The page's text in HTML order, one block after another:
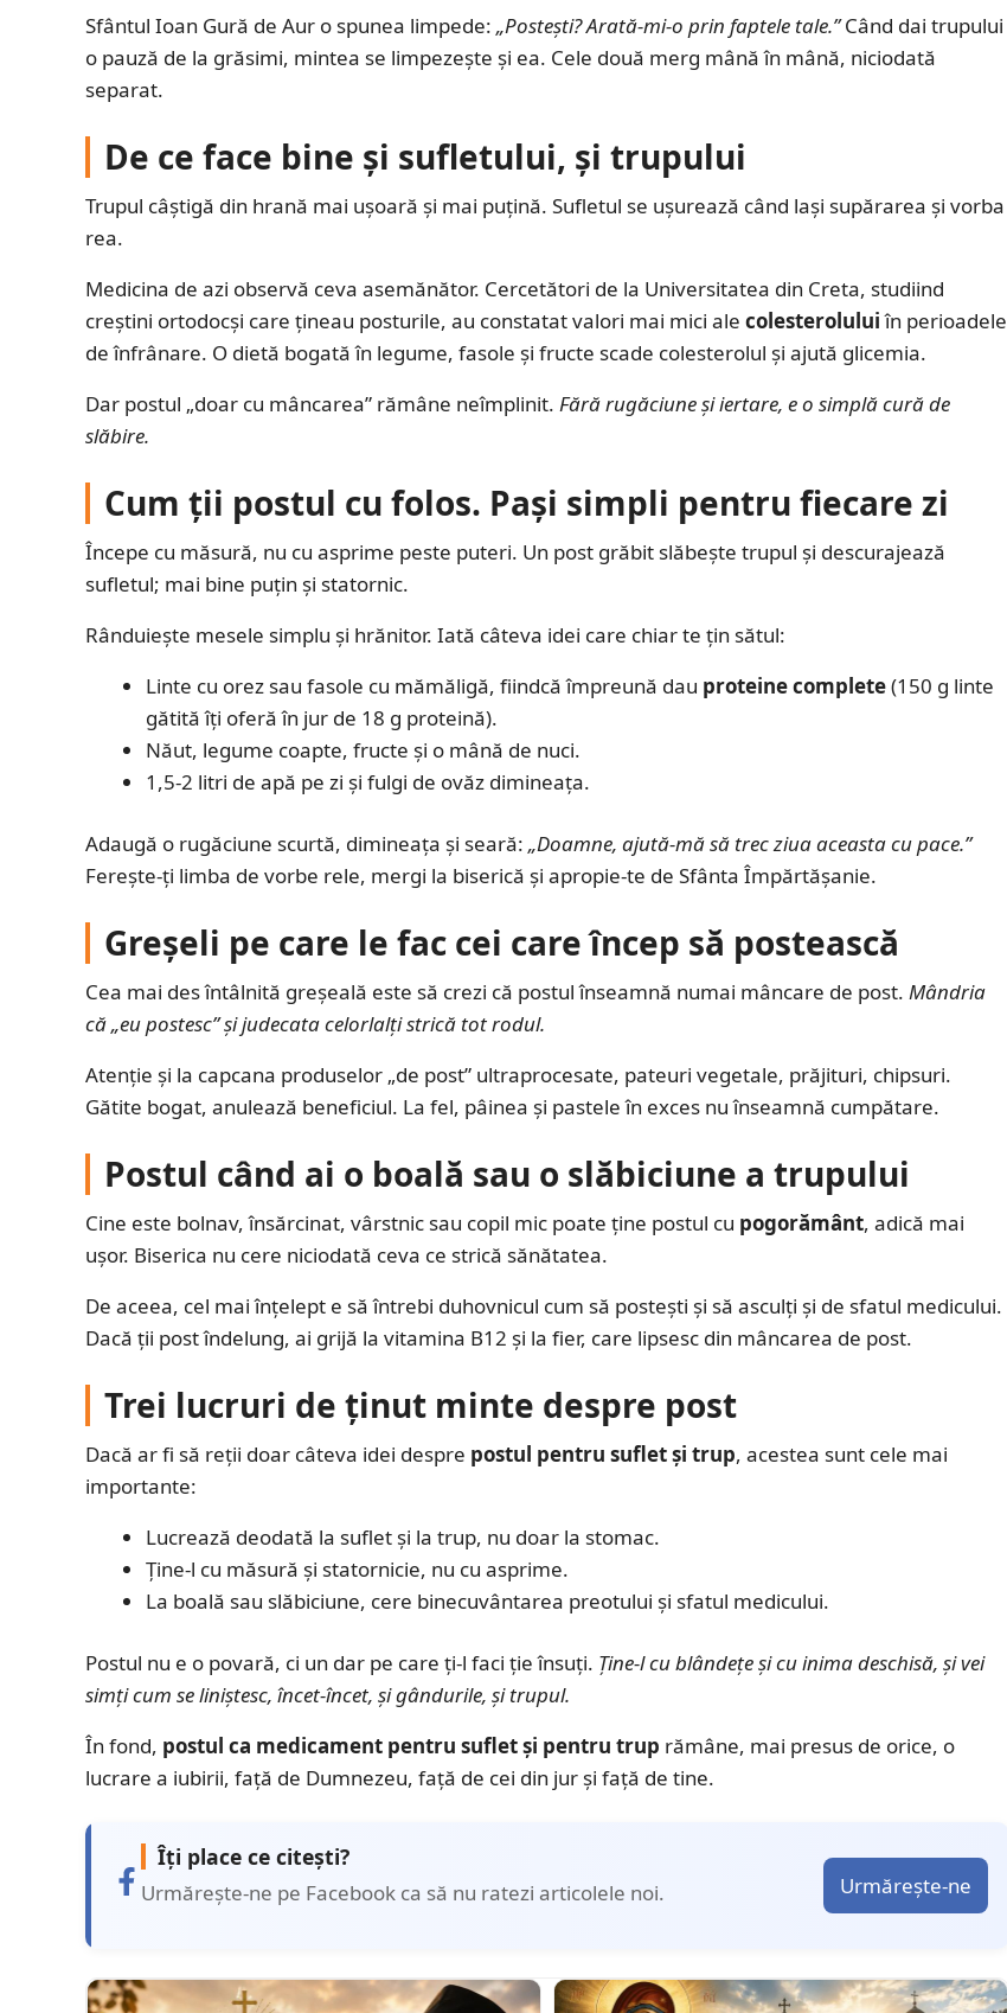
Sfântul Ioan Gură de Aur o spunea limpede: „Postești? Arată-mi-o prin faptele tale.”Când dai trupului
o pauză de la grăsimi, mintea se limpezește și ea. Cele două merg mână în mână, niciodată
separat.
De ce face bine și sufletului, și trupului
Trupul câștigă din hrană mai ușoară și mai puțină. Sufletul se ușurează când lași supărarea și vorba
rea.
Medicina de azi observă ceva asemănător. Cercetători de la Universitatea din Creta, studiind
creștini ortodocși care țineau posturile, au constatat valori mai mici ale colesteroluluiîn perioadele
de înfrânare. O dietă bogată în legume, fasole și fructe scade colesterolul și ajută glicemia.
Dar postul „doar cu mâncarea” rămâne neîmplinit. Fără rugăciune și iertare, e o simplă cură de
slăbire.
Cum ții postul cu folos. Pași simpli pentru fiecare zi
Începe cu măsură, nu cu asprime peste puteri. Un post grăbit slăbește trupul și descurajează
sufletul; mai bine puțin și statornic.
Rânduiește mesele simplu și hrănitor. Iată câteva idei care chiar te țin sătul:
Linte cu orez sau fasole cu mămăligă, fiindcă împreună dau proteine complete(150 g linte
gătită îți oferă în jur de 18 g proteină).
Năut, legume coapte, fructe și o mână de nuci.
1,5-2 litri de apă pe zi și fulgi de ovăz dimineața.
Adaugă o rugăciune scurtă, dimineața și seară: „Doamne, ajută-mă să trec ziua aceasta cu pace.”
Ferește-ți limba de vorbe rele, mergi la biserică și apropie-te de Sfânta Împărtășanie.
Greșeli pe care le fac cei care încep să postească
Cea mai des întâlnită greșeală este să crezi că postul înseamnă numai mâncare de post. Mândria
că „eu postesc” și judecata celorlalți strică tot rodul.
Atenție și la capcana produselor „de post” ultraprocesate, pateuri vegetale, prăjituri, chipsuri.
Gătite bogat, anulează beneficiul. La fel, pâinea și pastele în exces nu înseamnă cumpătare.
Postul când ai o boală sau o slăbiciune a trupului
Cine este bolnav, însărcinat, vârstnic sau copil mic poate ține postul cu pogorământ, adică mai
ușor. Biserica nu cere niciodată ceva ce strică sănătatea.
De aceea, cel mai înțelept e să întrebi duhovnicul cum să postești și să asculți și de sfatul medicului.
Dacă ții post îndelung, ai grijă la vitamina B12 și la fier, care lipsesc din mâncarea de post.
Trei lucruri de ținut minte despre post
Dacă ar fi să reții doar câteva idei despre postul pentru suflet și trup, acestea sunt cele mai
importante:
Lucrează deodată la suflet și la trup, nu doar la stomac.
Ține-l cu măsură și statornicie, nu cu asprime.
La boală sau slăbiciune, cere binecuvântarea preotului și sfatul medicului.
Postul nu e o povară, ci un dar pe care ți-l faci ție însuți. Ține-l cu blândețe și cu inima deschisă, și vei
simți cum se liniștesc, încet-încet, și gândurile, și trupul.
În fond, postul ca medicament pentru suflet și pentru trup rămâne, mai presus de orice, o
lucrare a iubirii, față de Dumnezeu, față de cei din jur și față de tine.
Îți place ce citești?
Urmărește-ne pe Facebook ca să nu ratezi articolele noi. Urmărește-ne